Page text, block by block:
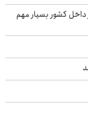
کشور بسیار مهم